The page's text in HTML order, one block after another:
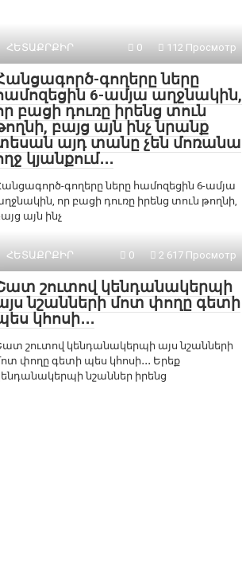
ՀԵՏԱՔՐՔԻՐ 0 112 Просмотр
գողերը ները
6-ամյա աղջնակին,
բացի դուռը իրենց տուն
բայց այն ինչ նրանք
այդ տանը չեն մոռանա
կյանքում․․․
գողերը ները համոզեցին 6-ամյա
որ բացի դուռը իրենց տուն թողնի,
այն ինչ
ՀԵՏԱՔՐՔԻՐ 0 2 617 Просмотр
շուտով կենդանակերպի
նշանների մոտ փողը գետի
կհոսի․․․
շուտով կենդանակերպի այս նշանների
փողը գետի պես կհոսի․․․ Երեք
նշաններ իրենց